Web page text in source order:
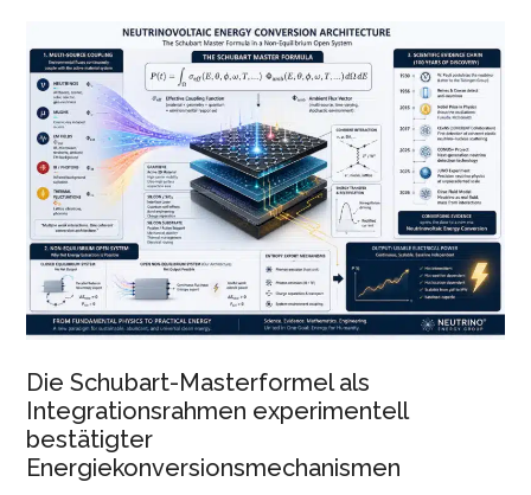
Die Schubart-Masterformel als
Integrationsrahmen experimentell
bestätigter
Energiekonversionsmechanismen